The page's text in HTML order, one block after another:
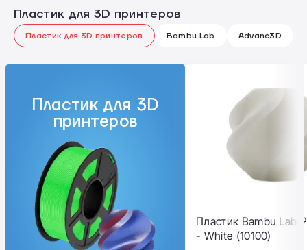
Пластик для 3D принтеров
Пластик для 3D принтеров Bambu Lab Advanc3D
Пластик для 3D
принтеров
Пластик Bambu Lab
- White (10100)